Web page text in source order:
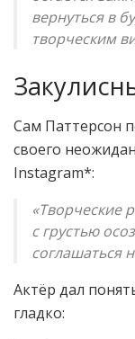
вернуться в
творческим
Сам Паттерсон
своего
Instagram*:
«Творческие
с грустью
соглашаться
Актёр дал
гладко: